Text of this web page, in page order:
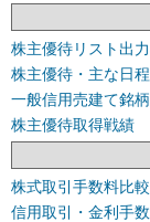
株主優待リスト出
株主優待・主な日程
一般信用売建て銘柄
株主優待取得戦績
株式取引手数料比較
信用取引・金利手